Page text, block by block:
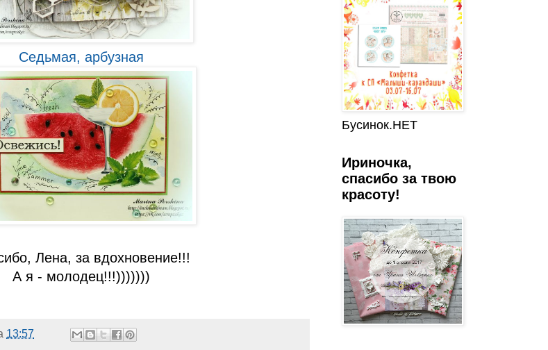
Седьмая, арбузная
Лена, за вдохновение!!!
А я - молодец!!!)))))))
13:57
Бусинок.НЕТ
Ириночка,
спасибо за твою
красоту!